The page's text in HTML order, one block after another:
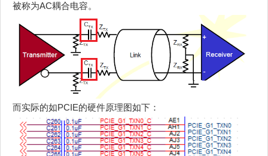
被称为AC耦合电容。
而实际的如PCIE的硬件原理图如下：